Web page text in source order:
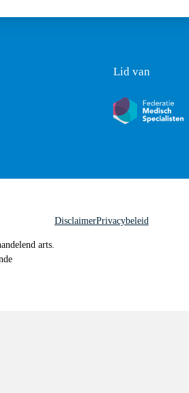
Linkedin
via Instagram
Lid van
arts.
DisclaimerPrivacybeleid